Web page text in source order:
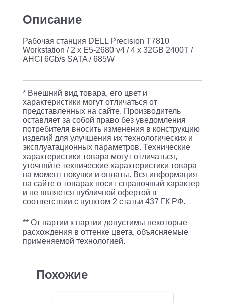
E5-
v4
/
x
32GB
2400T
/
AHCI
6Gb/s
SATA
/
685W
Описание
Рабочая станция DELL Precision T7810
Workstation / 2 x E5-2680 v4 / 4 x 32GB 2400T /
AHCI 6Gb/s SATA / 685W
* Внешний вид товара, его цвет и
характеристики могут отличаться от
представленных на сайте. Производитель
оставляет за собой право без уведомления
потребителя вносить изменения в конструкцию
изделий для улучшения их технологических и
эксплуатационных параметров. Технические
характеристики товара могут отличаться,
уточняйте технические характеристики товара
на момент покупки и оплаты. Вся информация
на сайте о товарах носит справочный характер
и не является публичной офертой в
соответствии с пунктом 2 статьи 437 ГК РФ.
** От партии к партии допустимы некоторые
расхождения в оттенке цвета, объясняемые
применяемой технологией.
Похожие